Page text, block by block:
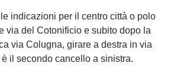
indicazioni per il centro città o polo
via del Cotonificio e subito dopo la
via Colugna, girare a destra in via
è il secondo cancello a sinistra.